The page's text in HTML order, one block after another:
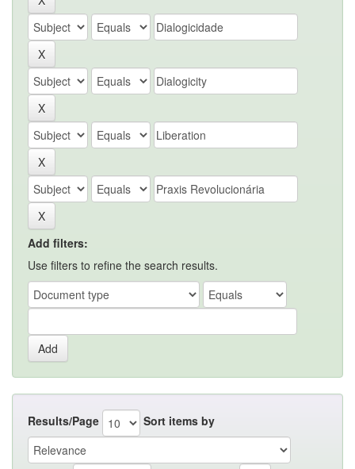
Add filters:
Use filters to refine the search results.
Results/Page Sort items by